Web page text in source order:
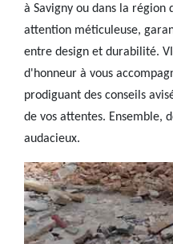
à Savigny ou dans la région
attention méticuleuse,
entre design et durabilité.
d'honneur à vous
prodiguant des conseils
de vos attentes. Ensemble,
audacieux.